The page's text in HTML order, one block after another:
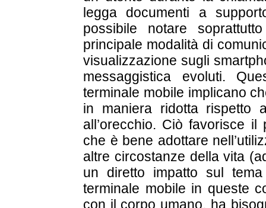
legga documenti a
possibile notare
principale modalità di
visualizzazione sugli
messaggistica evoluti.
terminale mobile implicano
in maniera ridotta rispetto
all’orecchio. Ciò favorisce
che è bene adottare
altre circostanze della vita
un diretto impatto sul
terminale mobile in queste
con il corpo umano, ha